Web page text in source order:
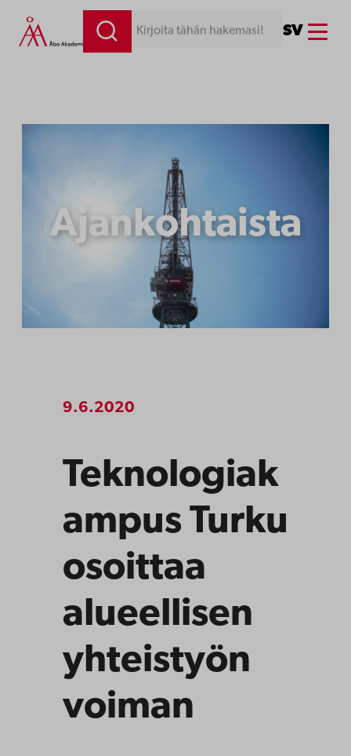
Siirry
sisältöön
Kirjoita tähän hakemasi! SV Menu
Ajankohtaista
9.6.2020
Teknologiak
ampus Turku
osoittaa
alueellisen
yhteistyön
voiman